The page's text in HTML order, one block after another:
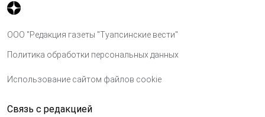
ООО "Редакция газеты "Туапсинские вести"
Политика обработки персональных данных
Использование сайтом файлов cookie
Связь с редакцией